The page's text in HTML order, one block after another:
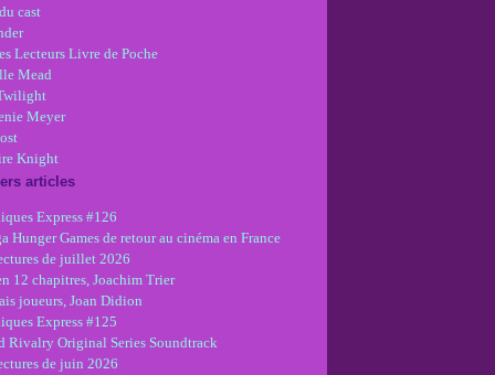
cast
Lecteurs Livre de Poche
Mead
Meyer
Knight
articles
Express #126
Hunger Games de retour au cinéma en France
de juillet 2026
12 chapitres, Joachim Trier
joueurs, Joan Didion
Express #125
Rivalry Original Series Soundtrack
de juin 2026